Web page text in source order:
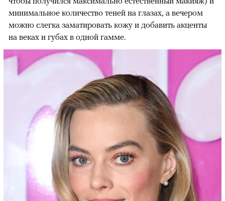
минимальное количество теней на глазах, а вечером
можно слегка заматировать кожу и добавить акценты
на веках и губах в одной гамме.